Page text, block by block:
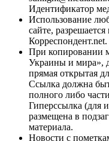
Идентификатор
Использование
сайте,
Корреспондент.net.
При копировании
Украины и мира»,
прямая открытая
Ссылка должна
полного либо
Гиперссылка (для
размещена в
материала.
Новости с